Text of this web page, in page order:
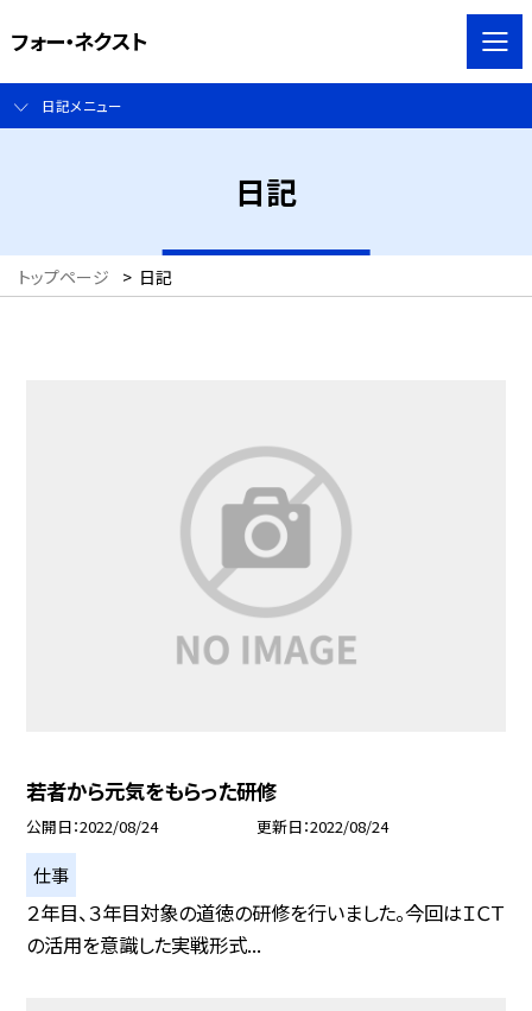
フォー・ネクスト
日記メニュー
日記
トップページ > 日記
若者から元気をもらった研修
公開日 2022/08/24 更新日 2022/08/24
仕事
２年目、３年目対象の道徳の研修を行いました。今回はＩＣＴ
の活用を意識した実戦形式...